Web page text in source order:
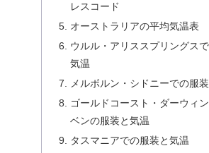
レスコード
オーストラリアの平均気温表
ウルル・アリススプリングス
気温
メルボルン・シドニーでの服
ゴールドコースト・ダーウィ
ベンの服装と気温
タスマニアでの服装と気温